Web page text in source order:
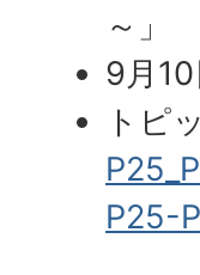
～」
9月
トピ
P25-